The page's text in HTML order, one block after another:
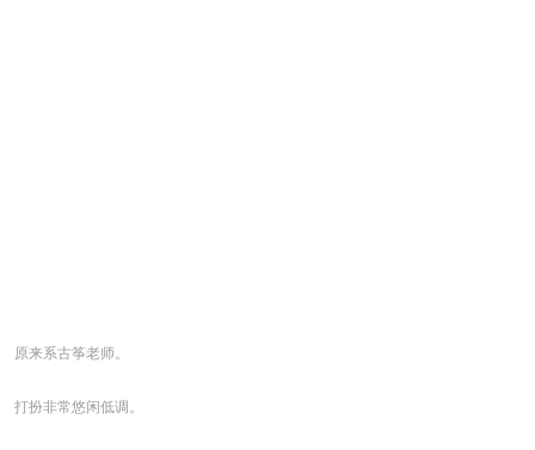
原来系古筝老师。
打扮非常悠闲低调。